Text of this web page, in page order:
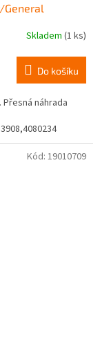
Skladem (1 ks)
Do košíku
náhrada
Kód: 19010709